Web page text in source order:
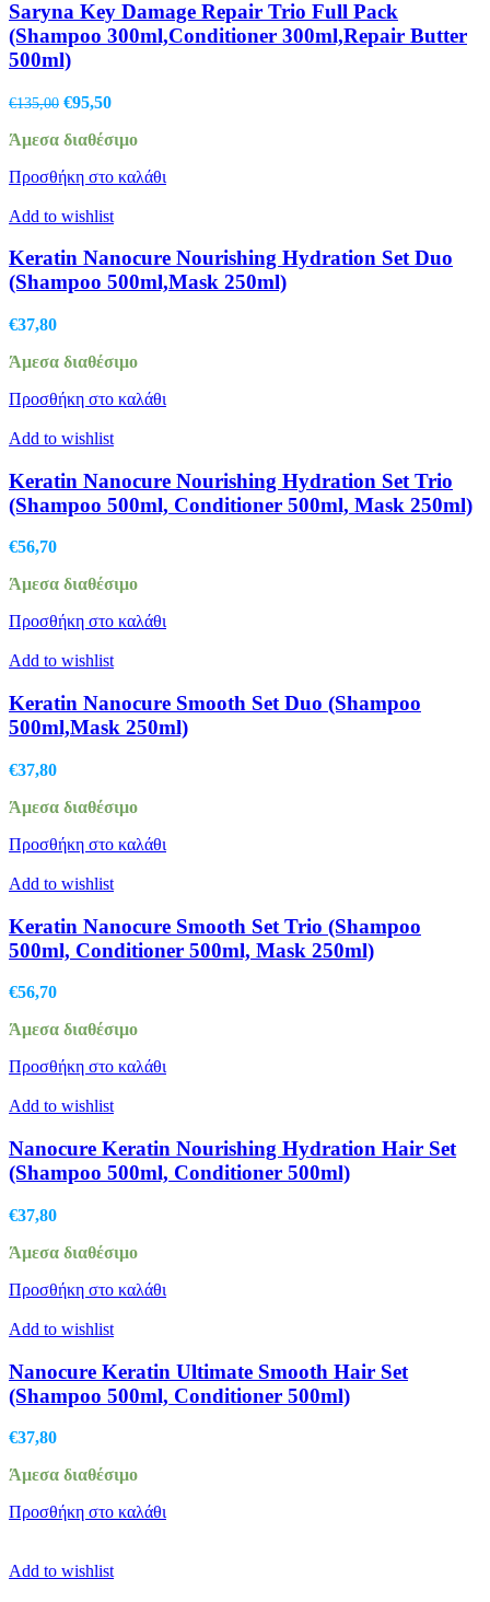
Saryna Key Damage Repair Trio Full Pack
(Shampoo 300ml,Conditioner 300ml,Repair Butter
500ml)
€135,00 Original
was:
€95,50Η
τιμή
€95,50.
Άμεσα διαθέσιμο
Προσθήκη στο καλάθι
Add to wishlist
Keratin Nanocure Nourishing Hydration Set Duo
(Shampoo 500ml,Mask 250ml)
€37,80
Άμεσα διαθέσιμο
Προσθήκη στο καλάθι
Add to wishlist
Keratin Nanocure Nourishing Hydration Set Trio
(Shampoo 500ml, Conditioner 500ml, Mask 250ml)
€56,70
Άμεσα διαθέσιμο
Προσθήκη στο καλάθι
Add to wishlist
Keratin Nanocure Smooth Set Duo (Shampoo
500ml,Mask 250ml)
€37,80
Άμεσα διαθέσιμο
Προσθήκη στο καλάθι
Add to wishlist
Keratin Nanocure Smooth Set Trio (Shampoo
500ml, Conditioner 500ml, Mask 250ml)
€56,70
Άμεσα διαθέσιμο
Προσθήκη στο καλάθι
Add to wishlist
Nanocure Keratin Nourishing Hydration Hair Set
(Shampoo 500ml, Conditioner 500ml)
€37,80
Άμεσα διαθέσιμο
Προσθήκη στο καλάθι
Add to wishlist
Nanocure Keratin Ultimate Smooth Hair Set
(Shampoo 500ml, Conditioner 500ml)
€37,80
Άμεσα διαθέσιμο
Προσθήκη στο καλάθι
Add to wishlist